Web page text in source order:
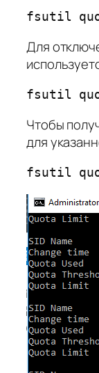
fsutil
Для
fsutil
Чтобы
для
fsutil